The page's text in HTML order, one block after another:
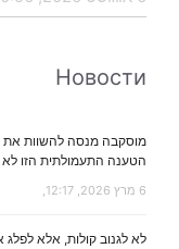
Новости
מוסקבה מנסה להשוות את
הטענה התעמולתית הזו
6 מרץ 2026, 12:17,
לא לגנוב קולות, אלא